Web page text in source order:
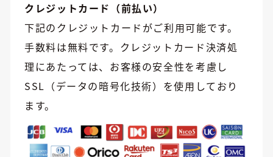
クレジットカード（前払い）
下記のクレジットカードがご利用可能です。
手数料は無料です。クレジットカード決済処
理にあたっては、お客様の安全性を考慮し
SSL（データの暗号化技術）を使用しており
ます。